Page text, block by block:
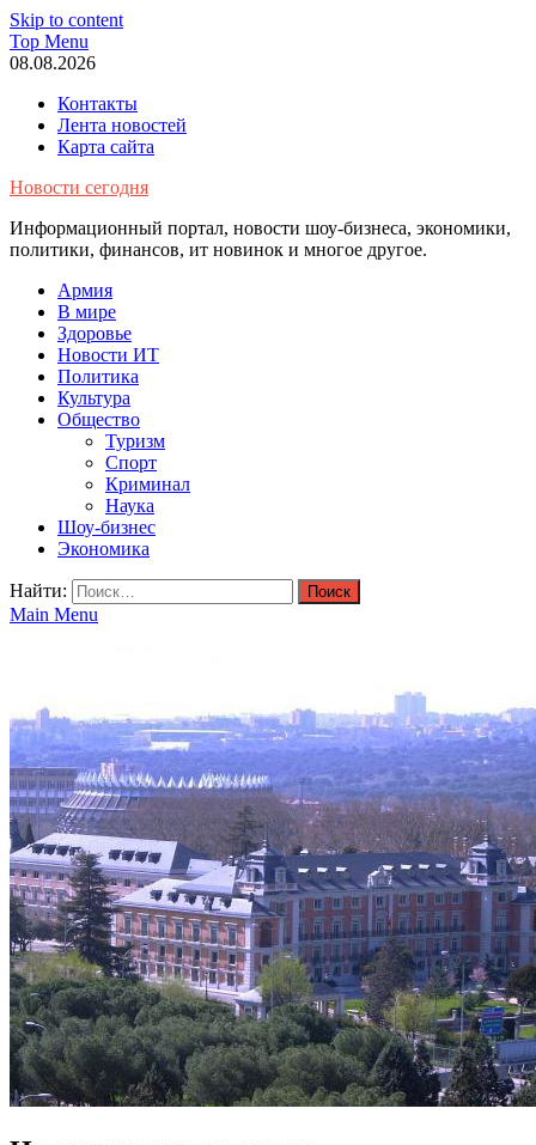
Skip to content
Top Menu
08.08.2026
Контакты
Лента новостей
Карта сайта
Новости сегодня
Информационный портал, новости шоу-бизнеса, экономики,
политики, финансов, ит новинок и многое другое.
Армия
В мире
Здоровье
Новости ИТ
Политика
Культура
Общество
Туризм
Спорт
Криминал
Наука
Шоу-бизнес
Экономика
Найти:
Main Menu